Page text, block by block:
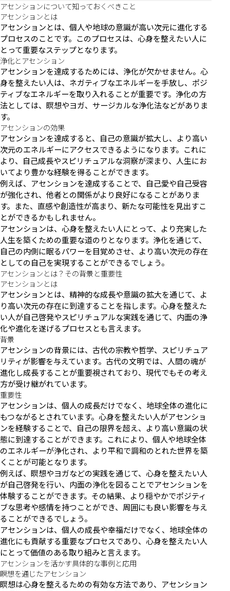
アセンションについて知っておくべきこと
アセンションとは
アセンションとは、個人や地球の意識が高い次元に進化する
プロセスのことです。このプロセスは、心身を整えたい人に
とって重要なステップとなります。
浄化とアセンション
アセンションを達成するためには、浄化が欠かせません。心
身を整えたい人は、ネガティブなエネルギーを手放し、ポジ
ティブなエネルギーを取り入れることが重要です。浄化の方
法としては、瞑想やヨガ、サージカルな浄化法などがありま
す。
アセンションの効果
アセンションを達成すると、自己の意識が拡大し、より高い
次元のエネルギーにアクセスできるようになります。これに
より、自己成長やスピリチュアルな洞察が深まり、人生にお
いてより豊かな経験を得ることができます。
例えば、アセンションを達成することで、自己愛や自己受容
が強化され、他者との関係がより良好になることがありま
す。また、直感や創造性が高まり、新たな可能性を見出すこ
とができるかもしれません。
アセンションは、心身を整えたい人にとって、より充実した
人生を築くための重要な道のりとなります。浄化を通じて、
自己の内側に眠るパワーを目覚めさせ、より高い次元の存在
としての自己を実現することができるでしょう。
アセンションとは？その背景と重要性
アセンションとは
アセンションとは、精神的な成長や意識の拡大を通じて、よ
り高い次元の存在に到達することを指します。心身を整えた
い人が自己啓発やスピリチュアルな実践を通じて、内面の浄
化や進化を遂げるプロセスとも言えます。
背景
アセンションの背景には、古代の宗教や哲学、スピリチュア
リティが影響を与えています。古代の文明では、人間の魂が
進化し成長することが重要視されており、現代でもその考え
方が受け継がれています。
重要性
アセンションは、個人の成長だけでなく、地球全体の進化に
もつながるとされています。心身を整えたい人がアセンショ
ンを経験することで、自己の限界を超え、より高い意識の状
態に到達することができます。これにより、個人や地球全体
のエネルギーが浄化され、より平和で調和のとれた世界を築
くことが可能となります。
例えば、瞑想やヨガなどの実践を通じて、心身を整えたい人
が自己啓発を行い、内面の浄化を図ることでアセンションを
体験することができます。その結果、より穏やかでポジティ
ブな思考や感情を持つことができ、周囲にも良い影響を与え
ることができるでしょう。
アセンションは、個人の成長や幸福だけでなく、地球全体の
進化にも貢献する重要なプロセスであり、心身を整えたい人
にとって価値のある取り組みと言えます。
アセンションを活かす具体的な事例と応用
瞑想を通じたアセンション
瞑想は心身を整えるための有効な方法であり、アセンション